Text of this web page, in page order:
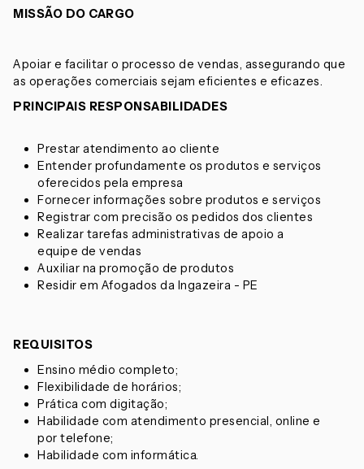
MISSÃO DO CARGO
Apoiar e facilitar o processo de vendas, assegurando que
as operações comerciais sejam eficientes e eficazes.
PRINCIPAIS RESPONSABILIDADES
Prestar atendimento ao cliente
Entender profundamente os produtos e serviços
oferecidos pela empresa
Fornecer informações sobre produtos e serviços
Registrar com precisão os pedidos dos clientes
Realizar tarefas administrativas de apoio a
equipe de vendas
Auxiliar na promoção de produtos
Residir em Afogados da Ingazeira - PE
REQUISITOS
Ensino médio completo;
Flexibilidade de horários;
Prática com digitação;
Habilidade com atendimento presencial, online e
por telefone;
Habilidade com informática.